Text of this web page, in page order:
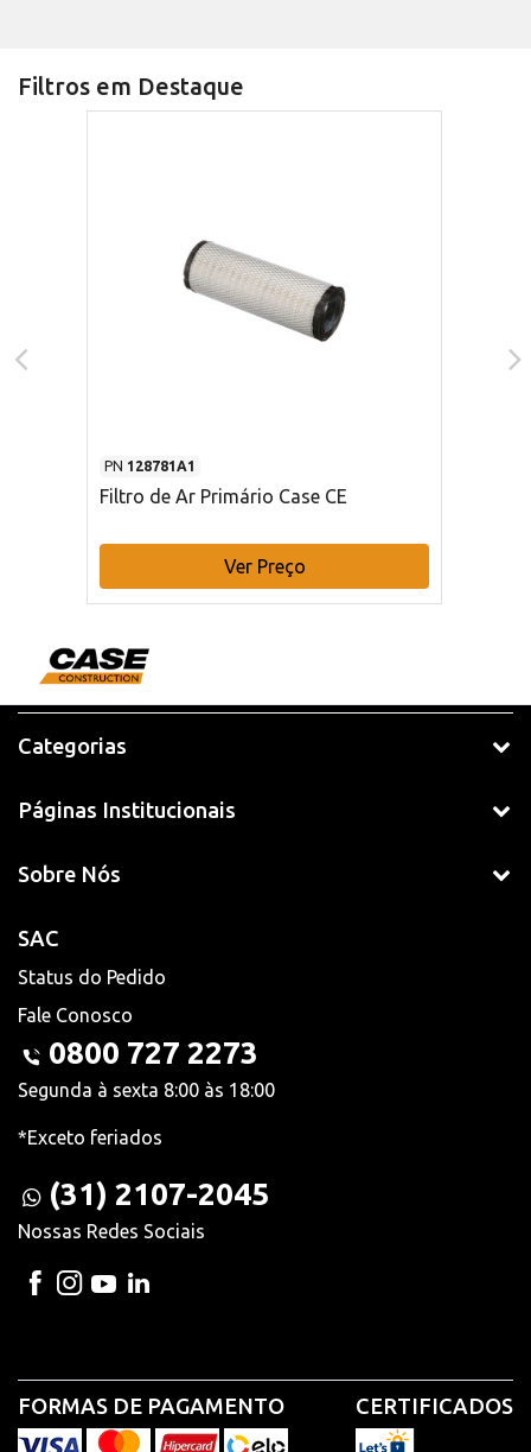
Filtros em Destaque
PN 128781A1
Filtro de Ar Primário Case CE
Ver Preço
Categorias
Páginas Institucionais
Sobre Nós
SAC
Status do Pedido
Fale Conosco
0800 727 2273
Segunda à sexta 8:00 às 18:00
*Exceto feriados
(31) 2107-2045
Nossas Redes Sociais
FORMAS DE PAGAMENTO CERTIFICADOS